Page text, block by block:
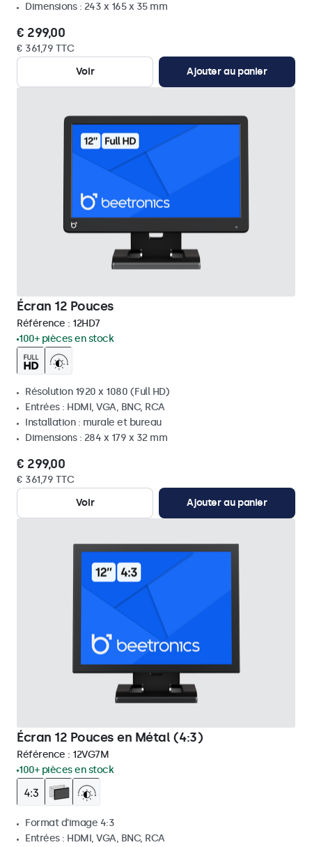
Dimensions : 243 x 165 x 35 mm
€ 299,00
€ 361,79 TTC
Voir
Ajouter au panier
Écran 12 Pouces
Référence : 12HD7
100+ pièces en stock
Résolution 1920 x 1080 (Full HD)
Entrées : HDMI, VGA, BNC, RCA
Installation : murale et bureau
Dimensions : 284 x 179 x 32 mm
€ 299,00
€ 361,79 TTC
Voir
Ajouter au panier
Écran 12 Pouces en Métal (4:3)
Référence : 12VG7M
100+ pièces en stock
Format d'image 4:3
Entrées : HDMI, VGA, BNC, RCA